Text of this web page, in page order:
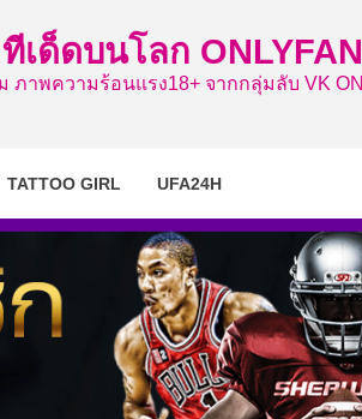
เด็ดบนโลก
ภาพความร้อนแรง18+ จากกลุ่มลับ VK
TATTOO GIRL UFA24H